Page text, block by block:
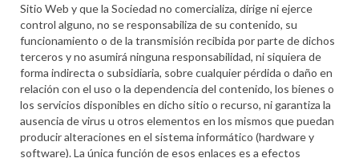
Sitio Web y que la Sociedad no comercializa, dirige ni ejerce
control alguno, no se responsabiliza de su contenido, su
funcionamiento o de la transmisión recibida por parte de dichos
terceros y no asumirá ninguna responsabilidad, ni siquiera de
forma indirecta o subsidiaria, sobre cualquier pérdida o daño en
relación con el uso o la dependencia del contenido, los bienes o
los servicios disponibles en dicho sitio o recurso, ni garantiza la
ausencia de virus u otros elementos en los mismos que puedan
producir alteraciones en el sistema informático (hardware y
software). La única función de esos enlaces es a efectos